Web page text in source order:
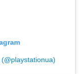
(@playstationua)